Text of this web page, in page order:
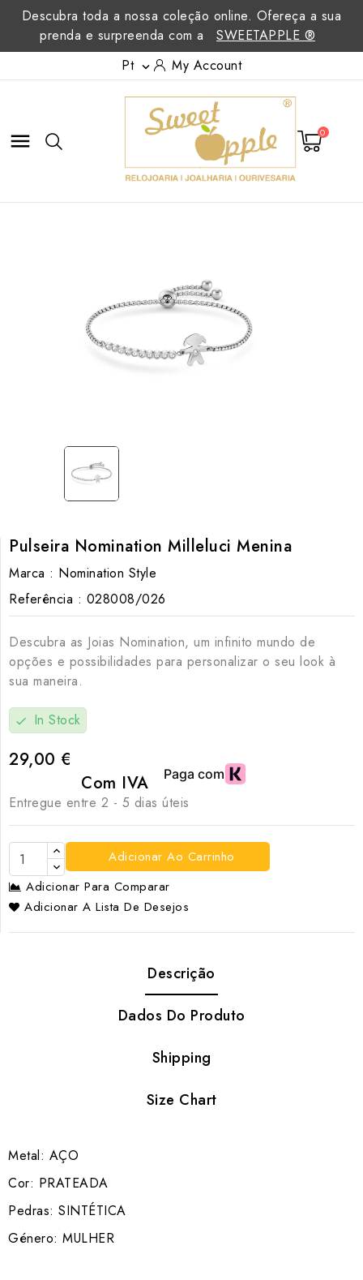
Descubra toda a nossa coleção online. Ofereça a sua
prenda e surpreenda com a
SWEETAPPLE ®
Pt  My Account
 0
Pulseira Nomination Milleluci Menina
Marca : Nomination Style
Referência : 028008/026
Descubra as Joias Nomination, um infinito mundo de
opções e possibilidades para personalizar o seu look à
sua maneira.
check In Stock
29,00 €
Com IVA
Entregue entre 2 - 5 dias úteis
Adicionar Ao Carrinho
Adicionar Para Comparar
Adicionar A Lista De Desejos
Descrição
Dados Do Produto
Shipping
Size Chart
Metal: AÇO
Cor: PRATEADA
Pedras: SINTÉTICA
Género: MULHER